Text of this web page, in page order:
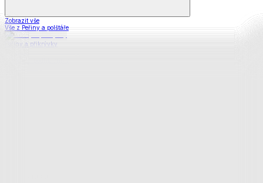
Zobrazit vše
Vše z Peřiny a polštáře
Peřiny a přikrývky